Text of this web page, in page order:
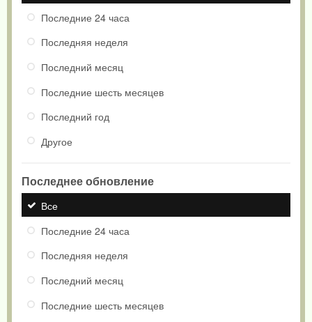
Последние 24 часа
Последняя неделя
Последний месяц
Последние шесть месяцев
Последний год
Другое
Последнее обновление
Все
Последние 24 часа
Последняя неделя
Последний месяц
Последние шесть месяцев